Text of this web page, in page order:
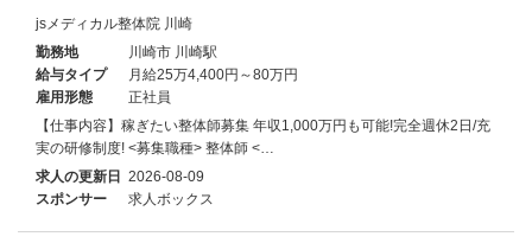
jsメディカル整体院 川崎
勤務地
川崎市 川崎駅
給与タイプ
月給25万4,400円～80万円
雇用形態
正社員
【仕事内容】稼ぎたい整体師募集 年収1,000万円も可能!完全週休2日/充
実の研修制度! <募集職種> 整体師 <…
求人の更新日 2026-08-09
スポンサー
求人ボックス